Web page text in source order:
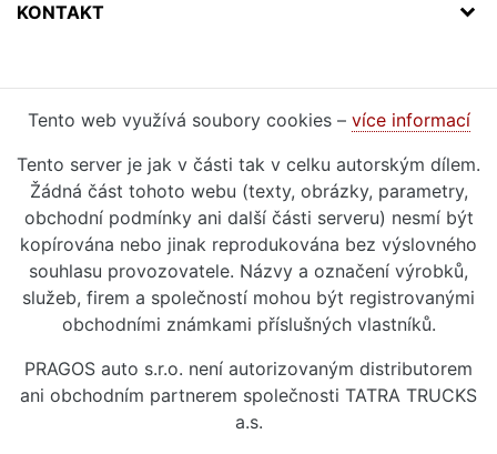
KONTAKT
Tento web využívá soubory cookies – více informací
Tento server je jak v části tak v celku autorským dílem.
Žádná část tohoto webu (texty, obrázky, parametry,
obchodní podmínky ani další části serveru) nesmí být
kopírována nebo jinak reprodukována bez výslovného
souhlasu provozovatele. Názvy a označení výrobků,
služeb, firem a společností mohou být registrovanými
obchodními známkami příslušných vlastníků.
PRAGOS auto s.r.o. není autorizovaným distributorem
ani obchodním partnerem společnosti TATRA TRUCKS
a.s.